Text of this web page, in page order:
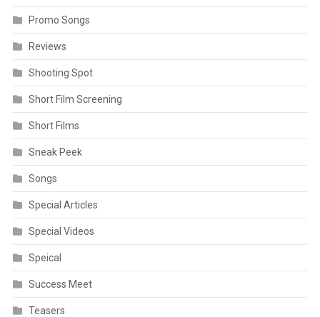
Promo Songs
Reviews
Shooting Spot
Short Film Screening
Short Films
Sneak Peek
Songs
Special Articles
Special Videos
Speical
Success Meet
Teasers